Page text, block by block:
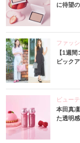
に待望
ファッ
【1週
ピック
ビュー
本田真
た透明